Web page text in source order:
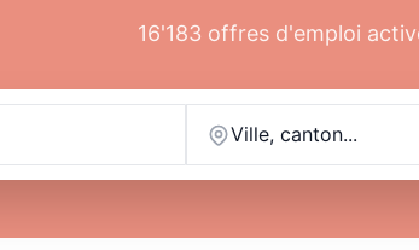
16'183 offres d'emploi
Ville, canton...